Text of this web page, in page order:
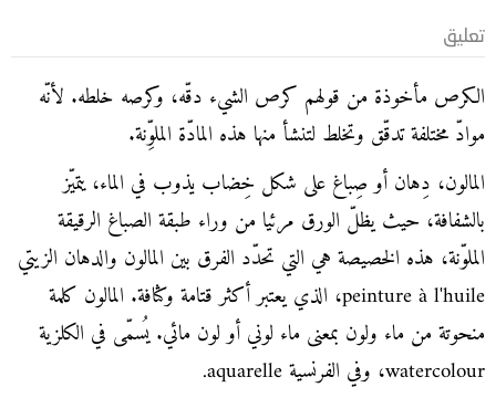
تعليق
الكرص مأخوذة من قولهم كرص الشيء دقّه، وكرصه خلطه. لأنّه
موادّ مختلفة تدقّق وتخلط لتنشأ منها هذه المادّة الملوِّنة.
المالون، دِهان أو صِباغ على شكل خِضاب يذوب في الماء، يتميّز
بالشفافة، حيث يظلّ الورق مرئيا من وراء طبقة الصباغ الرقيقة
الملوّنة، هذه الخصيصة هي التي تحدّد الفرق بين المالون والدهان الزيتي
peinture à l'huile، الذي يعتبر أكثر قتامة وكثافة. المالون كلمة
منحوتة من ماء ولون بمعنى ماء لوني أو لون مائي. يُسمّى في الكلزية
watercolour، وفي الفرنسية aquarelle.